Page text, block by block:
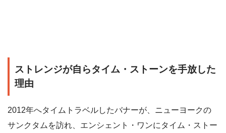
ストレンジが自らタイム・ストーンを手放した
理由
2012年へタイムトラベルしたバナーが、ニューヨークの
サンクタムを訪れ、エンシェント・ワンにタイム・ストー